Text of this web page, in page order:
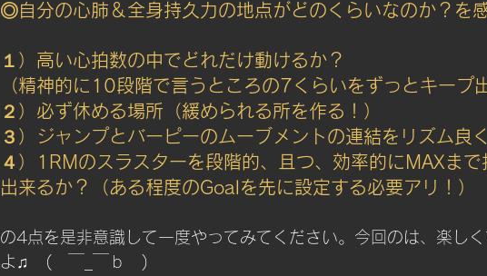
◎自分の心肺＆全身持久力の地点がどのくらいなのか？を
１）高い心拍数の中でどれだけ動けるか？
（精神的に10段階で言うところの7くらいをずっとキープ
２）必ず休める場所（緩められる所を作る！）
３）ジャンプとバーピーのムーブメントの連結をリズム良
４）1RMのスラスターを段階的、且つ、効率的にMAXま
出来るか？（ある程度のGoalを先に設定する必要アリ！）
の4点を是非意識して一度やってみてください。今回のは、楽し
よ♫　(　￣_￣ｂ　)